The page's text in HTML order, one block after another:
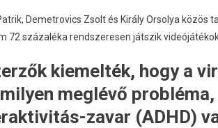
Demetrovics Zsolt és Király Orsolya
72 százaléka rendszeresen játszik
kiemelték, hogy a
meglévő
zavar (ADHD)